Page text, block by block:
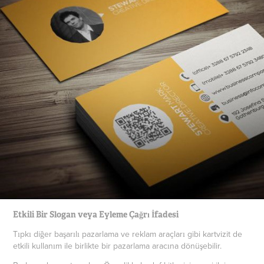
Etkili Bir Slogan veya Eyleme Çağrı İfadesi
Tıpkı diğer başarılı pazarlama ve reklam araçları gibi kartvizit de
etkili kullanım ile birlikte bir pazarlama aracına dönüşebilir.